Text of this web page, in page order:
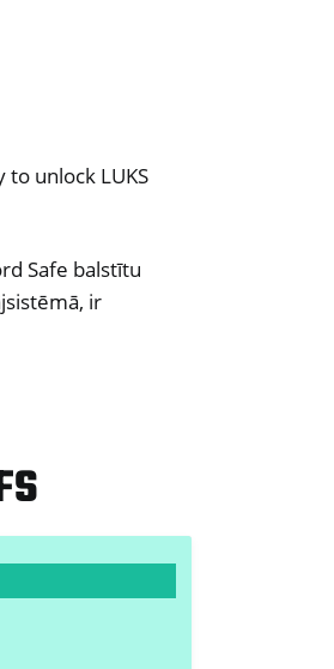
unlock LUKS
Safe balstītu
ir